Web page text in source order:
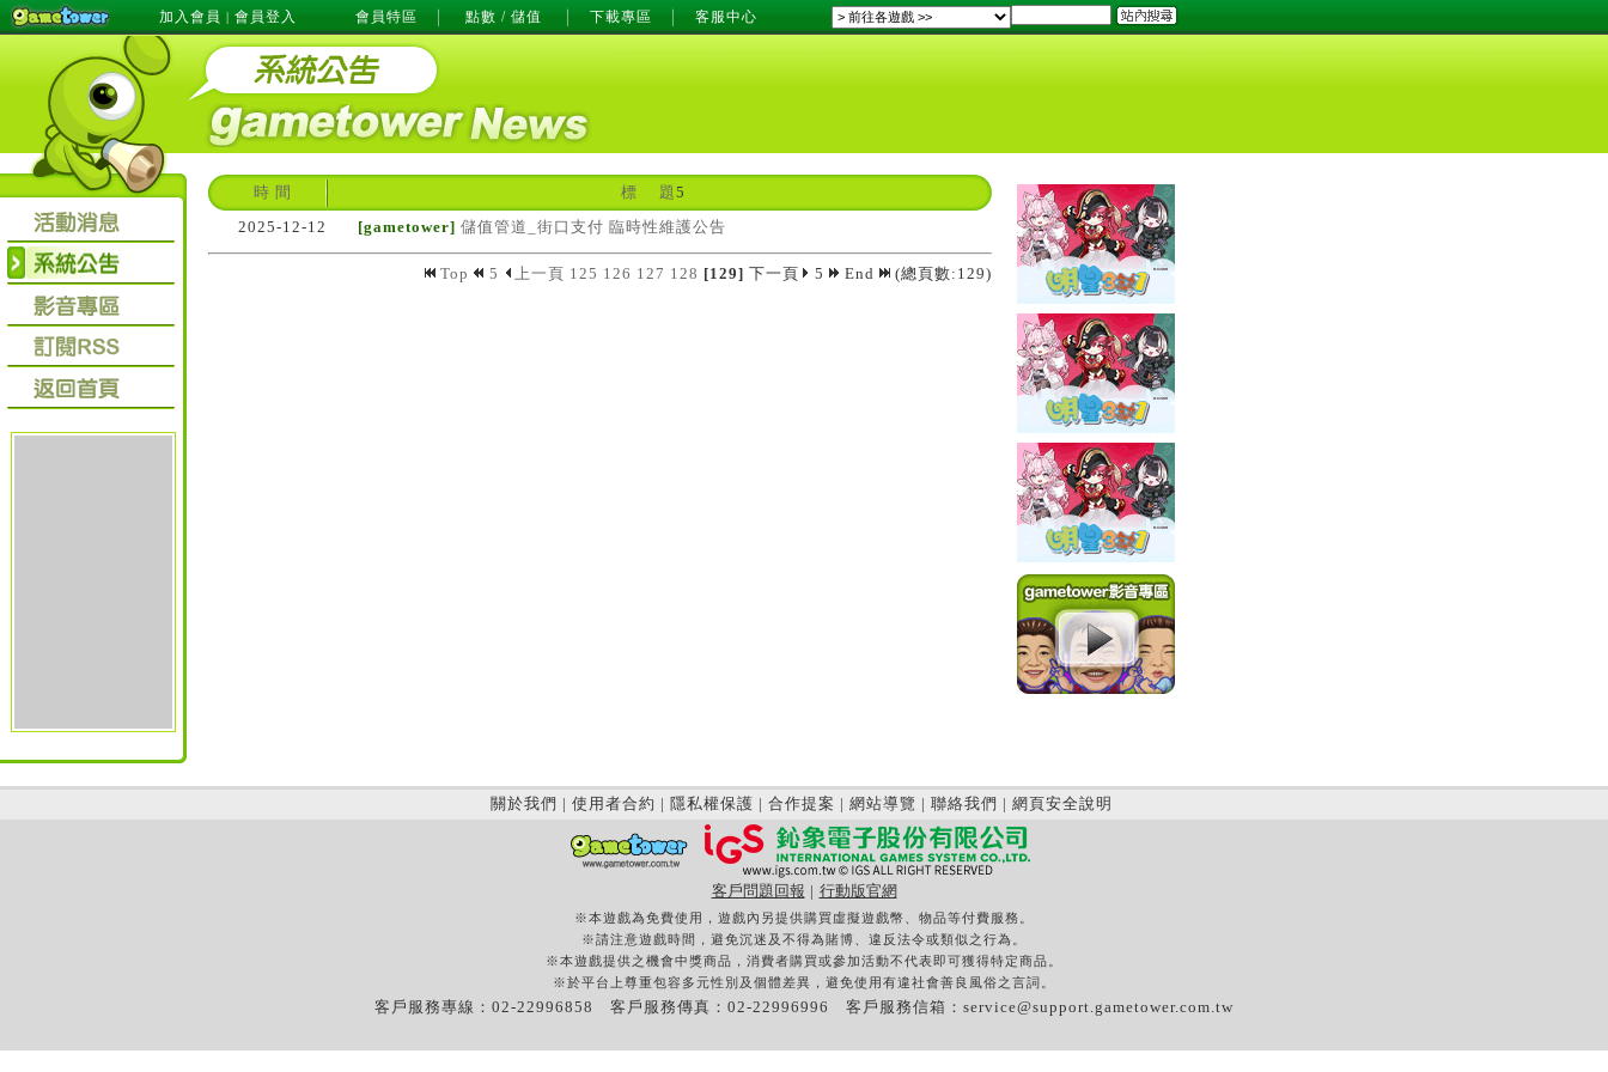
加入會員 | 會員登入 會員特區 點數 / 儲值 下載專區 客服中心
時 間 標 題5
2025-12-12
[gametower] 儲值管道_街口支付 臨時性維護公告
Top 5 上一頁 125 126 127 128 [129] 下一頁 5 End (總頁數:129)
關於我們 | 使用者合約 | 隱私權保護 | 合作提案 | 網站導覽 | 聯絡我們 | 網頁安全說明
客戶問題回報 | 行動版官網
※本遊戲為免費使用，遊戲內另提供購買虛擬遊戲幣、物品等付費服務。
※請注意遊戲時間，避免沉迷及不得為賭博、違反法令或類似之行為。
※本遊戲提供之機會中獎商品，消費者購買或參加活動不代表即可獲得特定商品。
※於平台上尊重包容多元性別及個體差異，避免使用有違社會善良風俗之言詞。
客戶服務專線：02-22996858 客戶服務傳真：02-22996996 客戶服務信箱： service@support.gametower.com.tw